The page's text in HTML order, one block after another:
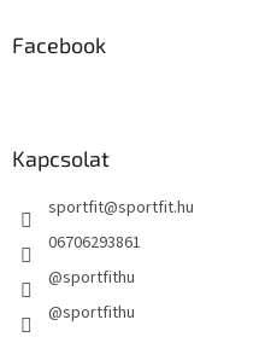
Facebook
Kapcsolat
sportfit@sportfit.hu
06706293861
@sportfithu
@sportfithu